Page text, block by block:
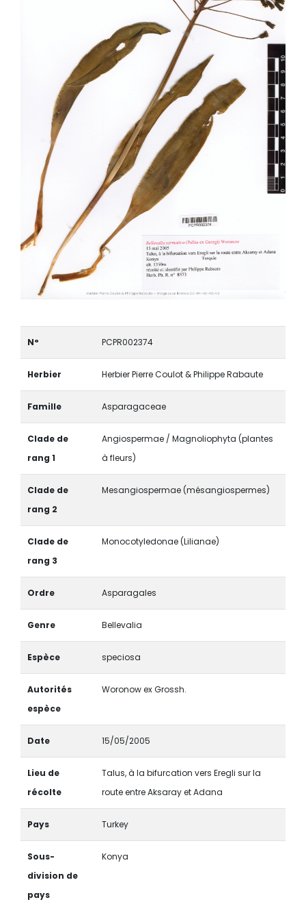
N° PCPR002374
Herbier Herbier Pierre Coulot & Philippe Rabaute
Famille Asparagaceae
Clade de
rang 1
Angiospermae / Magnoliophyta (plantes
à fleurs)
Clade de
rang 2
Mesangiospermae (mésangiospermes)
Clade de
rang 3
Monocotyledonae (Lilianae)
Ordre Asparagales
Genre Bellevalia
Espèce speciosa
Autorités
espèce
Woronow ex Grossh.
Date 15/05/2005
Lieu de
récolte
Talus, à la bifurcation vers Eregli sur la
route entre Aksaray et Adana
Pays Turkey
Sous-
division de
pays
Konya